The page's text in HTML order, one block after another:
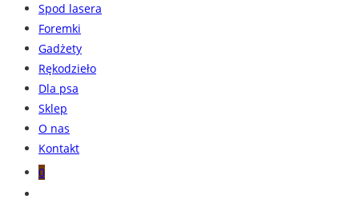
content
Spod lasera
Foremki
Gadżety
Rękodzieło
Dla psa
Sklep
O nas
Kontakt
0